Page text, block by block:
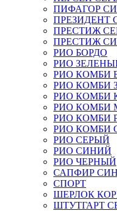
ПИФАГОР
ПРЕЗИДЕНТ
ПРЕСТИЖ
ПРЕСТИЖ
РИО БОРДО
РИО
РИО КОМБИ
РИО КОМБИ
РИО КОМБИ
РИО КОМБИ
РИО КОМБИ
РИО КОМБИ
РИО СЕРЫЙ
РИО СИНИЙ
РИО ЧЕРНЫЙ
САПФИР
СПОРТ
ШЕРЛОК
ШТУТГАРТ